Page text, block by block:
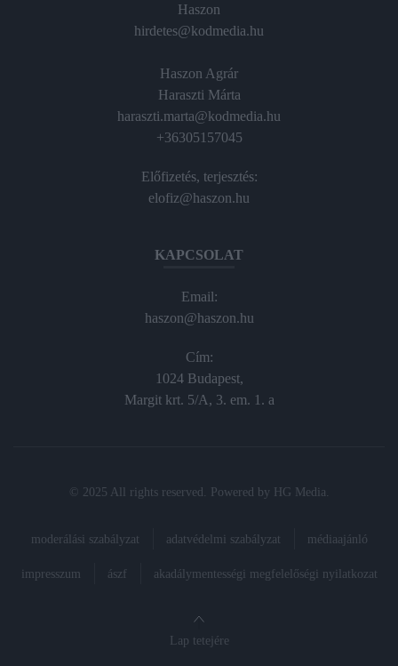
Haszon
hirdetes@kodmedia.hu
Haszon Agrár
Haraszti Márta
haraszti.marta@kodmedia.hu
+36305157045
Előfizetés, terjesztés:
elofiz@haszon.hu
KAPCSOLAT
Email:
haszon@haszon.hu
Cím:
1024 Budapest,
Margit krt. 5/A, 3. em. 1. a
© 2025 All rights reserved. Powered by HG Media
moderálási szabályzat adatvédelmi szabályzat médiaajánló
impresszum ászf akadálymentességi megfelelőségi nyilatkozat
Lap tetejére